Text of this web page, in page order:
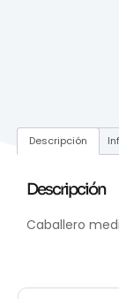
Descripción
Descripción
Caballero